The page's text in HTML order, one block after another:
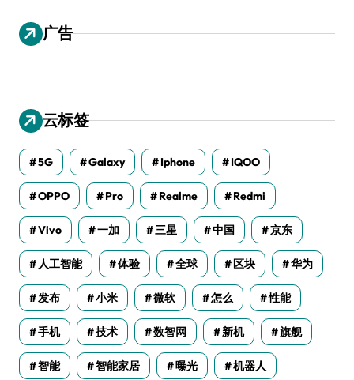
广告
云标签
5G Galaxy Iphone IQOO
OPPO Pro Realme Redmi
Vivo 一加 三星 中国 京东
人工智能 体验 全球 区块 华为
发布 小米 微软 怎么 性能
手机 技术 数智网 新机 旗舰
智能 智能家居 曝光 机器人